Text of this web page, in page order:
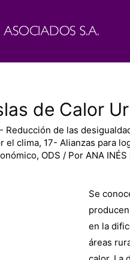
de Calor
Reducción de las
el clima, 17- Alianzas para
, ODS / Por ANA INÉS
Se
en la
áreas